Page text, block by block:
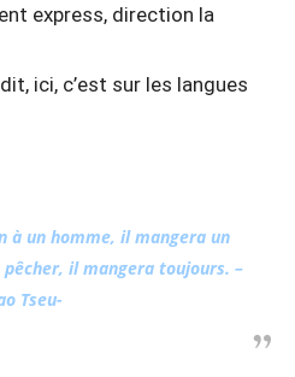
express, direction la
ici, c’est sur les langues
à un homme, il mangera un
il mangera toujours. –
Tseu-